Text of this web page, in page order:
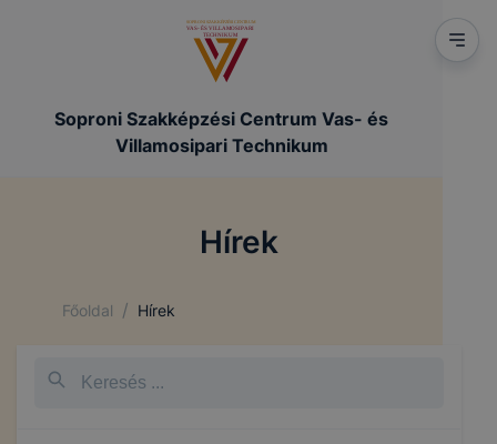
Soproni Szakképzési Centrum Vas- és
Villamosipari Technikum
Hírek
Főoldal / Hírek